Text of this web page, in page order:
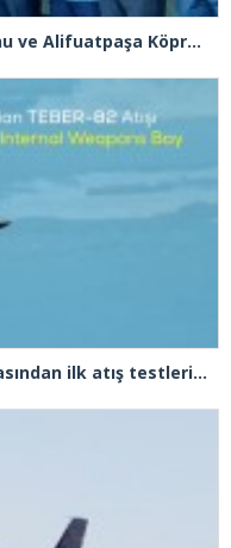
Sakarya Pamukova YHT istasyonu ve Alifuatpaşa Köprülü Kavşağı açılışı gerçekleşti
KIZILELMA dahili mühimmat yuvasından ilk atış testlerini başarıyla tamamladı